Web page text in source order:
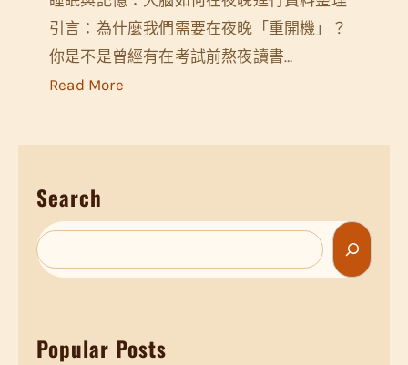
引言：為什麼我們需要在夜晚「重開機」？
你是不是曾經有在考試前熬夜讀書…
Read More:
憶
大
如
Search
S
e
c
Popular Posts